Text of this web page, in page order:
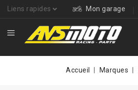
Liens rapides Mon garage
Accueil Marques